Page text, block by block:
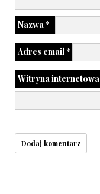
Nazwa*
Adres email*
Witryna internetowa